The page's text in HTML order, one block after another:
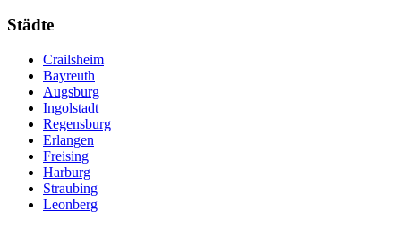
Städte
Crailsheim
Bayreuth
Augsburg
Ingolstadt
Regensburg
Erlangen
Freising
Harburg
Straubing
Leonberg